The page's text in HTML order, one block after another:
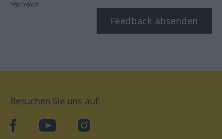
*Pflichtfeld
Feedback absenden
Besuchen Sie uns auf:
facebookYouTube Instagram